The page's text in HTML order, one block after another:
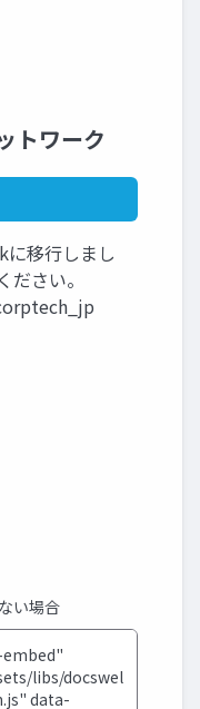
トワーク
に移行しまし
さい。
い場合